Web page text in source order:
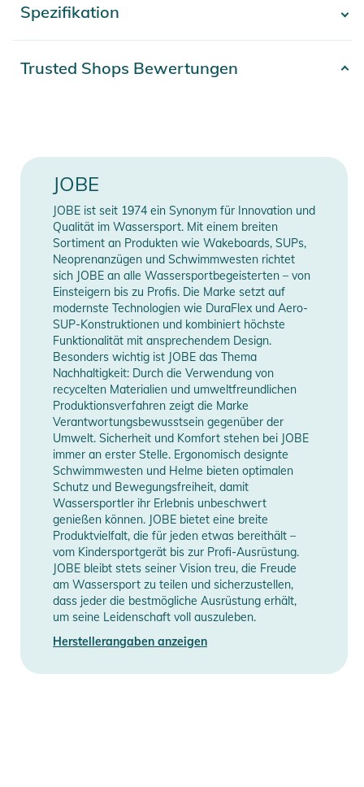
Eigenschaften:
- Bruchfestigkeit: 1882 kg
- Schwimmende Hauptleine
Gebrauchsanweisungen, Sicherheitshinweise und Warnungen
finden Sie direkt am Produkt.
Spezifikation
Manufacturer
Information
Herstellerangaben
anzeigen
Trusted Shops Bewertungen
JOBE
JOBE ist seit 1974 ein Synonym für Innovation und
Qualität im Wassersport. Mit einem breiten
Sortiment an Produkten wie Wakeboards, SUPs,
Neoprenanzügen und Schwimmwesten richtet
sich JOBE an alle Wassersportbegeisterten – von
Einsteigern bis zu Profis. Die Marke setzt auf
modernste Technologien wie DuraFlex und Aero-
SUP-Konstruktionen und kombiniert höchste
Funktionalität mit ansprechendem Design.
Besonders wichtig ist JOBE das Thema
Nachhaltigkeit: Durch die Verwendung von
recycelten Materialien und umweltfreundlichen
Produktionsverfahren zeigt die Marke
Verantwortungsbewusstsein gegenüber der
Umwelt. Sicherheit und Komfort stehen bei JOBE
immer an erster Stelle. Ergonomisch designte
Schwimmwesten und Helme bieten optimalen
Schutz und Bewegungsfreiheit, damit
Wassersportler ihr Erlebnis unbeschwert
genießen können. JOBE bietet eine breite
Produktvielfalt, die für jeden etwas bereithält –
vom Kindersportgerät bis zur Profi-Ausrüstung.
JOBE bleibt stets seiner Vision treu, die Freude
am Wassersport zu teilen und sicherzustellen,
dass jeder die bestmögliche Ausrüstung erhält,
um seine Leidenschaft voll auszuleben.
Herstellerangaben anzeigen